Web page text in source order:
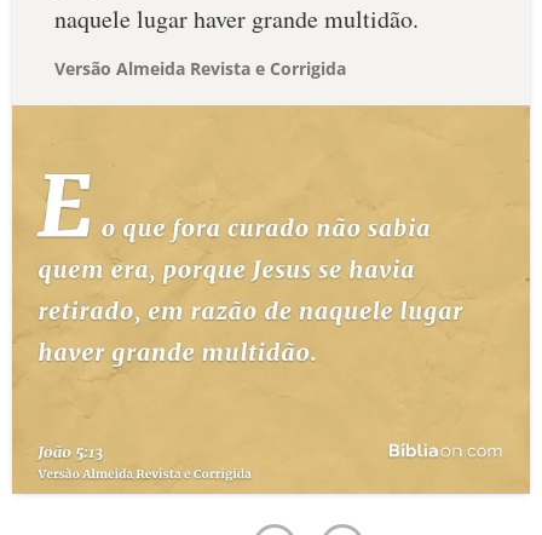
naquele lugar haver grande multidão.
Versão Almeida Revista e Corrigida